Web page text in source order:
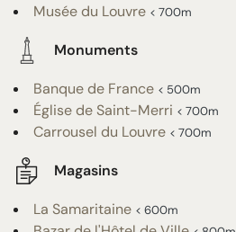
Musée du Louvre < 700m
Monuments
Banque de France < 500m
Église de Saint-Merri < 700m
Carrousel du Louvre < 700m
Magasins
La Samaritaine < 600m